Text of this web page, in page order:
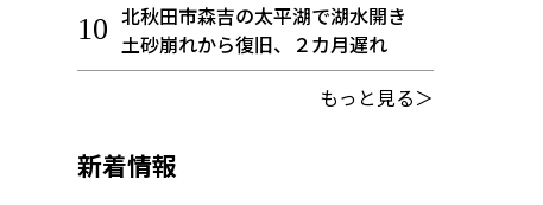
北秋田市森吉の太平湖で湖水開き
土砂崩れから復旧、２カ月遅れ
もっと見る＞
新着情報